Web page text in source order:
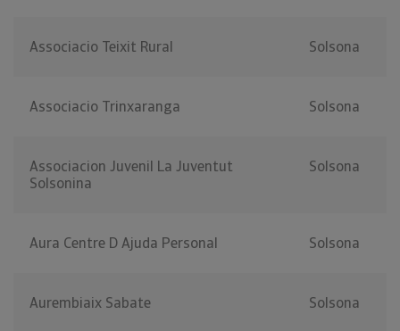
Associacio Teixit Rural Solsona
Associacio Trinxaranga Solsona
Associacion Juvenil La Juventut
Solsonina
Solsona
Aura Centre D Ajuda Personal Solsona
Aurembiaix Sabate Solsona